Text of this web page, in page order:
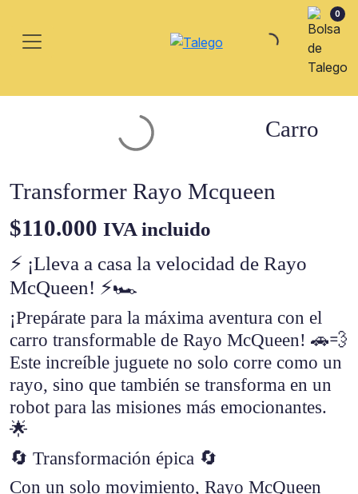
0
Carro
Transformer Rayo Mcqueen
$110.000 IVA incluido
⚡ ¡Lleva a casa la velocidad de Rayo
McQueen! ⚡🏎️
¡Prepárate para la máxima aventura con el
carro transformable de Rayo McQueen! 🚗💨
Este increíble juguete no solo corre como un
rayo, sino que también se transforma en un
robot para las misiones más emocionantes.
🌟
🔄 Transformación épica 🔄
Con un solo movimiento, Rayo McQueen